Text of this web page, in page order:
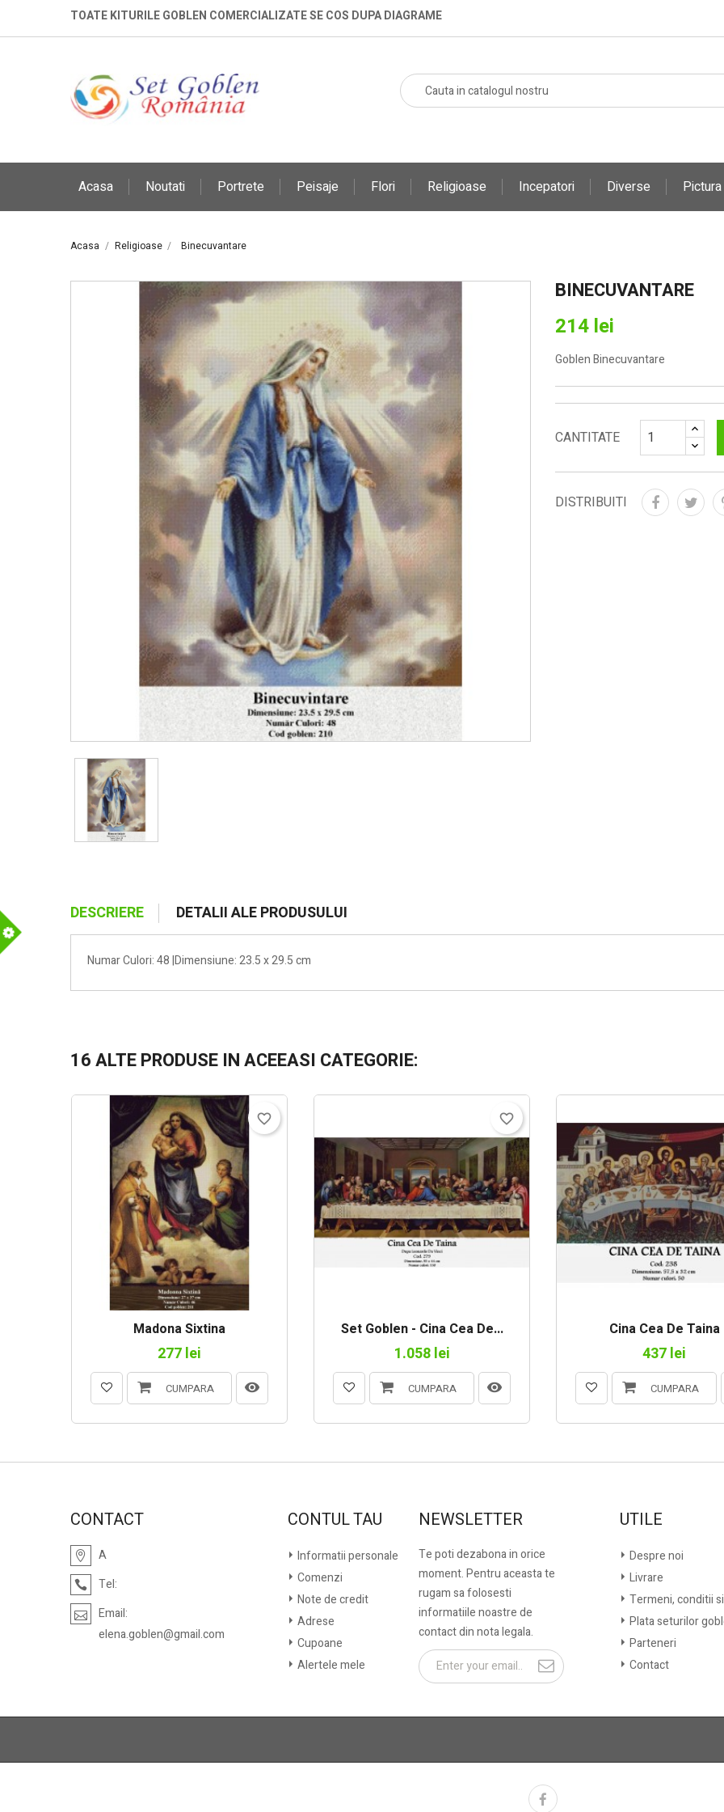
TOATE KITURILE GOBLEN COMERCIALIZATE SE COS DUPA DIAGRAME
Acasa Noutati Portrete Peisaje Flori Religioase Incepatori Diverse
Acasa Religioase Binecuvantare
BINECUVANTARE
214 lei
Goblen Binecuvantare
CANTITATE
DISTRIBUITI
DESCRIERE DETALII ALE PRODUSULUI
Numar Culori: 48 |Dimensiune: 23.5 x 29.5 cm
16 ALTE PRODUSE IN ACEEASI CATEGORIE:
Madona Sixtina
277 lei
CUMPARA
favorite_border
Set Goblen - Cina Cea De...
1.058 lei
CUMPARA
favorite_border
Cina Cea De Taina
437 lei
CUMPARA
CONTACT
A
Tel:
Email:
elena.goblen@gmail.com
CONTUL TAU
Informatii personale
Comenzi
Note de credit
Adrese
Cupoane
Alertele mele
NEWSLETTER
Te poti dezabona in orice
moment. Pentru aceasta te
rugam sa folosesti
informatiile noastre de
contact din nota legala.
UTILE
Despre noi
Livrare
Termeni, conditii
Plata seturilor
Parteneri
Contact